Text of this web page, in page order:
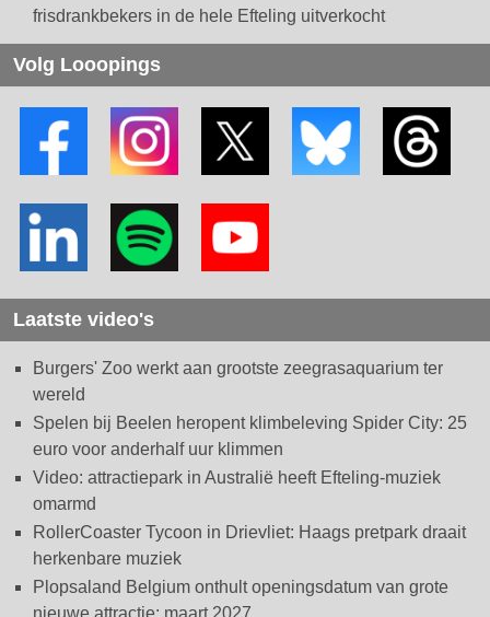
frisdrankbekers in de hele Efteling uitverkocht
Volg Looopings
Laatste video's
Burgers' Zoo werkt aan grootste zeegrasaquarium ter
wereld
Spelen bij Beelen heropent klimbeleving Spider City: 25
euro voor anderhalf uur klimmen
Video: attractiepark in Australië heeft Efteling-muziek
omarmd
RollerCoaster Tycoon in Drievliet: Haags pretpark draait
herkenbare muziek
Plopsaland Belgium onthult openingsdatum van grote